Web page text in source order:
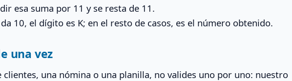
esa suma por 11 y se resta de 11.
10, el dígito es K; en el resto de casos, es el número obtenido.
una vez
una nómina o una planilla, no valides uno por uno: nuestro